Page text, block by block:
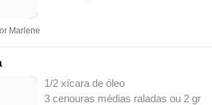
Marlene
1/2 xícara de óleo
3 cenouras médias raladas ou 2